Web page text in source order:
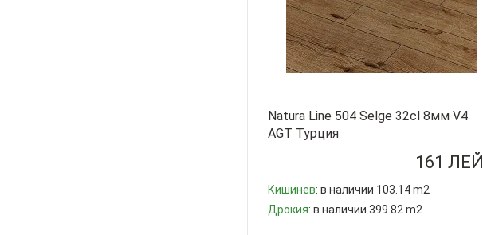
Natura Line 504 Selge 32cl 8мм V4
AGT Турция
161 ЛЕЙ
Кишинев: в наличии 103.14 m2
Дрокия: в наличии 399.82 m2